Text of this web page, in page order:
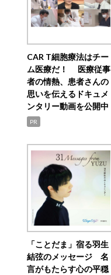
CAR T細胞療法はチー
ム医療だ！ 医療従事
者の情熱、患者さんの
思いを伝えるドキュメ
ンタリー動画を公開中
PR
「ことだま」宿る羽生
結弦のメッセージ 名
言がもたらす心の平穏